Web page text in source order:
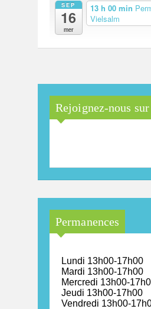
SEP
16
mer
13 h 00 min
Vielsalm
Rejoignez-nous
Permanences
Lundi 13h00-17h00
Mardi 13h00-17h00
Mercredi 13h00-
Jeudi 13h00-17h00
Vendredi 13h00-